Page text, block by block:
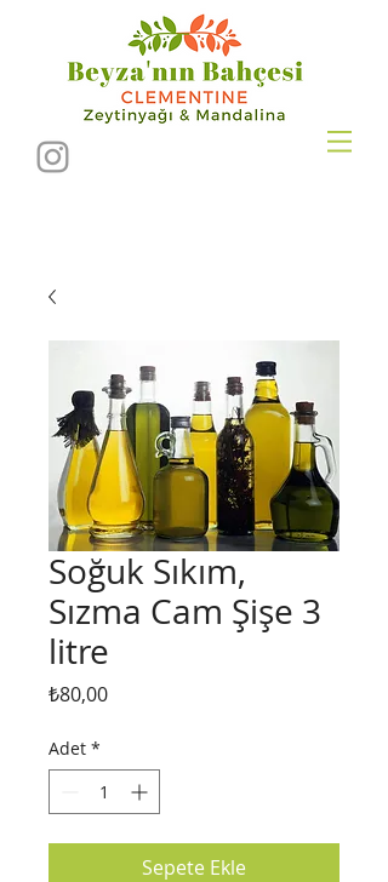
Soğuk Sıkım,
Sızma Cam Şişe 3
litre
₺80,00Fiyat
Adet *
Sepete Ekle